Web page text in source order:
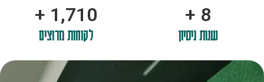
10
+
שנות ניסיון
2,100
+
לקוחות מרוצים